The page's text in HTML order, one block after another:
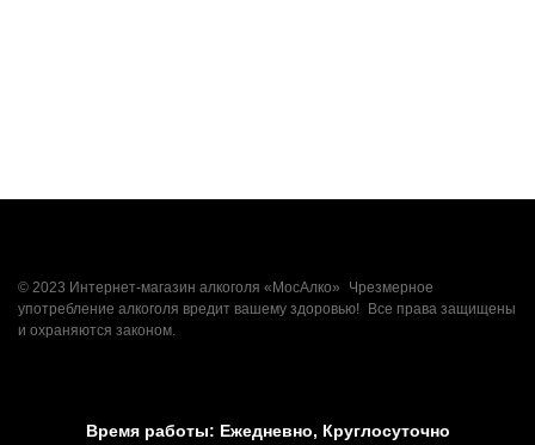
© 2023 Интернет-магазин алкоголя «МосАлко» Чрезмерное
употребление алкоголя вредит вашему здоровью! Все права защищены
и охраняются законом.
Время работы: Ежедневно, Круглосуточно